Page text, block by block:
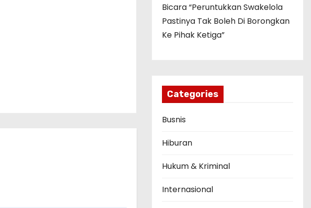
Bicara “Peruntukkan Swakelola
Pastinya Tak Boleh Di Borongkan
Ke Pihak Ketiga”
Categories
Busnis
Hiburan
Hukum & Kriminal
Internasional